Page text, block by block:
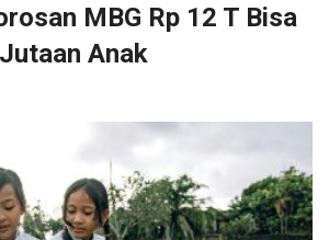
MBG Rp 12 T Bisa
Anak